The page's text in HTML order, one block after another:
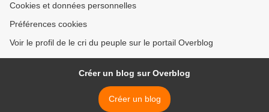
Cookies et données personnelles
Préférences cookies
Voir le profil de le cri du peuple sur le portail Overblog
Créer un blog sur Overblog
Créer un blog